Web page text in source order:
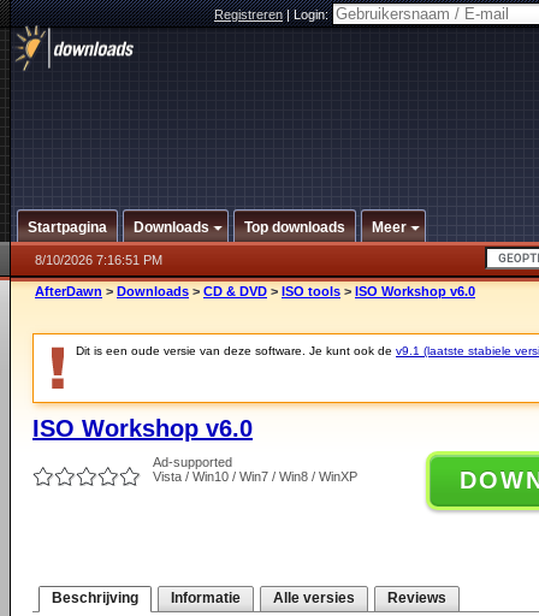
Registreren|Login:
Startpagina Downloads Top downloads Meer
8/10/2026 7:16:51 PM
AfterDawn > Downloads > CD & DVD > ISO tools > ISO Workshop v6.0
Dit is een oude versie van deze software. Je kunt ook de v9.1 (laatste stabiele
ISO Workshop v6.0
Ad-supported
Vista / Win10 / Win7 / Win8 / WinXP
Beschrijving Informatie Alle versies Reviews